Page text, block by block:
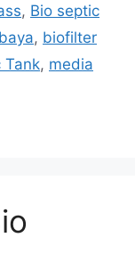
, Bio septic
, biofilter
Tank, media